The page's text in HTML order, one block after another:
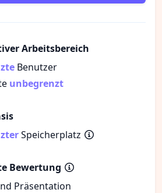
Arbeitsbereich
Benutzer
unbegrenzt
Speicherplatz
Bewertung
Präsentation